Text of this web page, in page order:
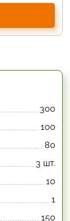
300
100
80
3 шт.
10
1
150